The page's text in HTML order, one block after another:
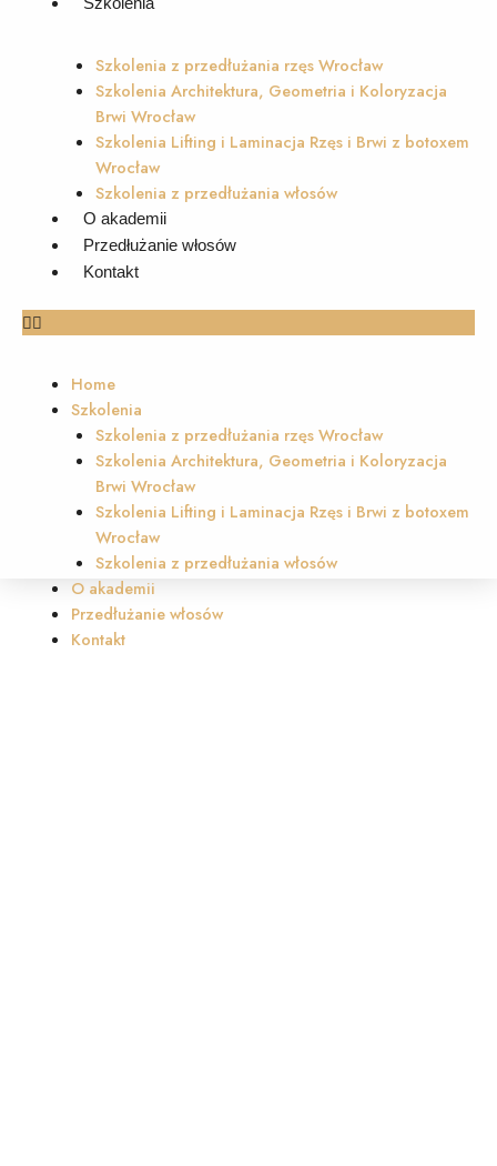
Szkolenia z przedłużania rzęs Wrocław
Szkolenia Architektura, Geometria i Koloryzacja
Brwi Wrocław
Szkolenia Lifting i Laminacja Rzęs i Brwi z botoxem
Wrocław
Szkolenia z przedłużania włosów
O akademii
Przedłużanie włosów
Kontakt
Home
Szkolenia
Szkolenia z przedłużania rzęs Wrocław
Szkolenia Architektura, Geometria i Koloryzacja
Brwi Wrocław
Szkolenia Lifting i Laminacja Rzęs i Brwi z botoxem
Wrocław
Szkolenia z przedłużania włosów
O akademii
Przedłużanie włosów
Kontakt